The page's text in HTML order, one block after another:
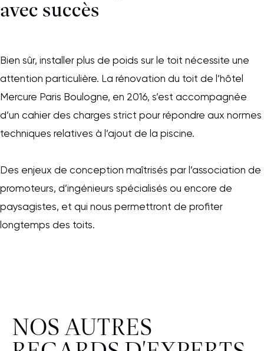
avec succès
Bien sûr, installer plus de poids sur le toit nécessite une
attention particulière. La rénovation du toit de l’hôtel
Mercure Paris Boulogne, en 2016, s’est accompagnée
d’un cahier des charges strict pour répondre aux normes
techniques relatives à l’ajout de la piscine.
Des enjeux de conception maîtrisés par l’association de
promoteurs, d’ingénieurs spécialisés ou encore de
paysagistes, et qui nous permettront de profiter
longtemps des toits.
NOS AUTRES